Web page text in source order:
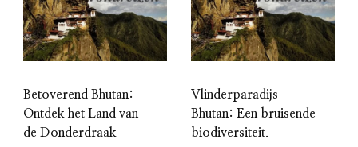
Betoverend Bhutan:
Ontdek het Land van
de Donderdraak
Vlinderparadijs
Bhutan: Een bruisende
biodiversiteit.